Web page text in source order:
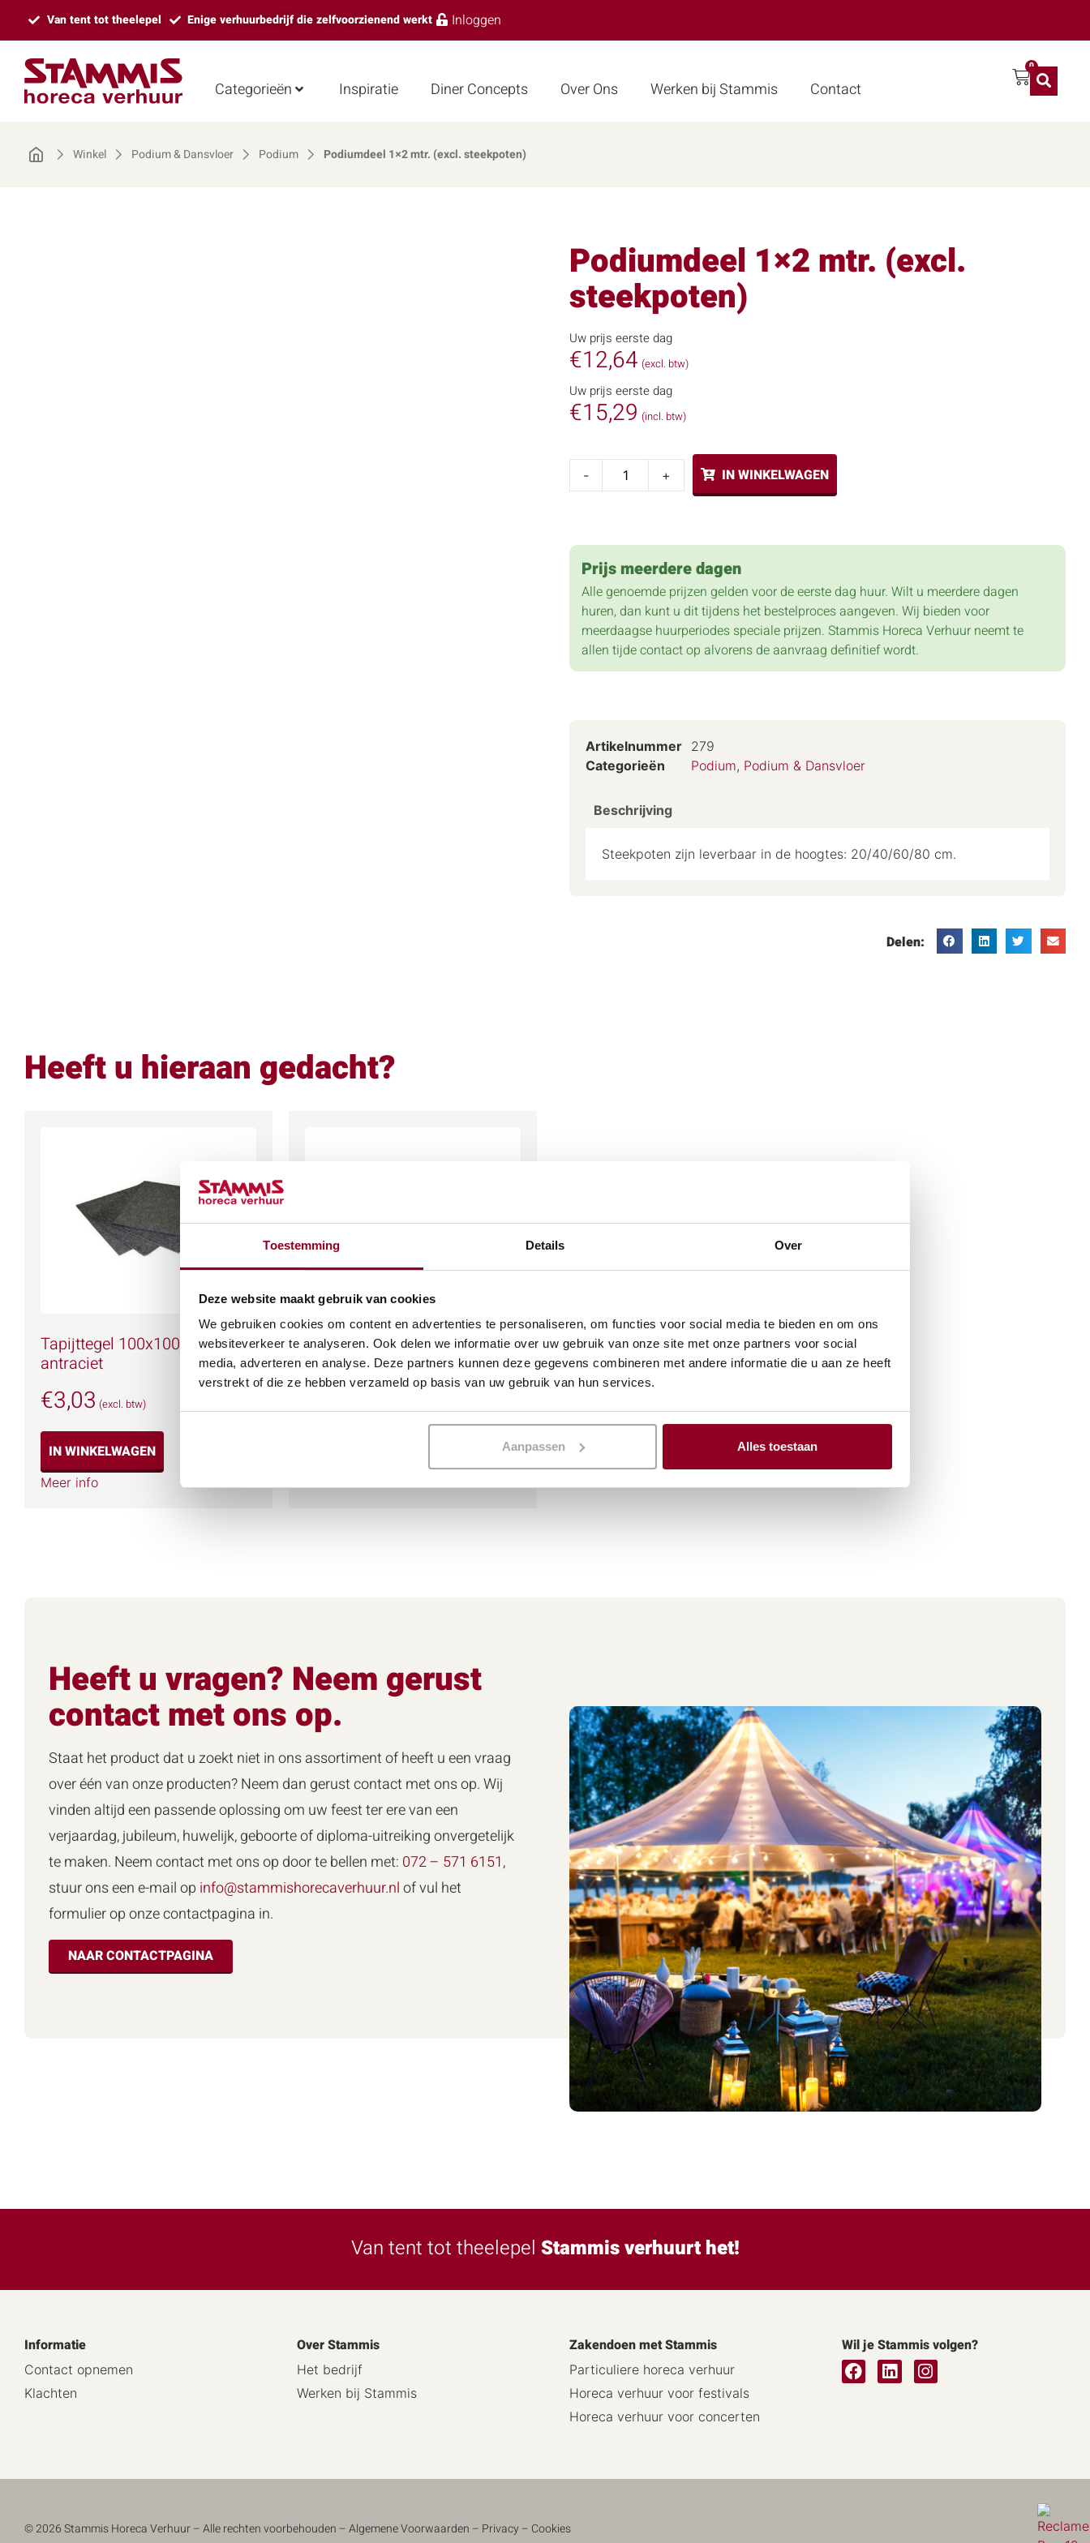
Toestemming Details Over
Deze website maakt gebruik van cookies
We gebruiken cookies om content en advertenties te personaliseren, om functies voor social media te bieden en om ons
websiteverkeer te analyseren. Ook delen we informatie over uw gebruik van onze site met onze partners voor social
media, adverteren en analyse. Deze partners kunnen deze gegevens combineren met andere informatie die u aan ze heeft
verstrekt of die ze hebben verzameld op basis van uw gebruik van hun services.
Aanpassen Alles toestaan
Van tent tot theelepel Enige verhuurbedrijf die zelfvoorzienend werkt Inloggen
Categorieën Inspiratie Diner Concepts Over Ons Werken bij Stammis Contact
0
Winkel Podium & Dansvloer Podium Podiumdeel 1×2 mtr. (excl. steekpoten)
Podiumdeel 1×2 mtr. (excl.
steekpoten)
Uw prijs eerste dag
€12,64 (excl. btw)
Uw prijs eerste dag
€15,29 (incl. btw)
- + IN WINKELWAGEN
Prijs meerdere dagen
Alle genoemde prijzen gelden voor de eerste dag huur. Wilt u meerdere dagen
huren, dan kunt u dit tijdens het bestelproces aangeven. Wij bieden voor
meerdaagse huurperiodes speciale prijzen. Stammis Horeca Verhuur neemt te
allen tijde contact op alvorens de aanvraag definitief wordt.
Artikelnummer 279
Categorieën
Podium, Podium & Dansvloer
Beschrijving
Steekpoten zijn leverbaar in de hoogtes: 20/40/60/80 cm.
Delen:
Heeft u hieraan gedacht?
Tapijttegel 100x100cm
antraciet
€3,03 (excl. btw)
IN WINKELWAGEN
Meer info
Podiumdeel 1×1 mtr. (excl.
steekpoten)
Heeft u vragen? Neem gerust
contact met ons op.
Staat het product dat u zoekt niet in ons assortiment of heeft u een vraag
over één van onze producten? Neem dan gerust contact met ons op. Wij
vinden altijd een passende oplossing om uw feest ter ere van een
verjaardag, jubileum, huwelijk, geboorte of diploma-uitreiking onvergetelijk
te maken. Neem contact met ons op door te bellen met: 072 – 571 6151,
stuur ons een e-mail op info@stammishorecaverhuur.nlof vul het
formulier op onze contactpagina in.
NAAR CONTACTPAGINA
Van tent tot theelepel Stammis verhuurt het!
Informatie
Contact opnemen
Klachten
Over Stammis
Het bedrijf
Werken bij Stammis
Zakendoen met Stammis
Particuliere horeca verhuur
Horeca verhuur voor festivals
Horeca verhuur voor concerten
Wil je Stammis volgen?
© 2026 Stammis Horeca Verhuur – Alle rechten voorbehouden –Algemene Voorwaarden– Privacy– Cookies